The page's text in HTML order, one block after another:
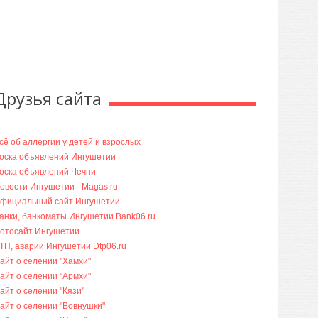
сайта
об аллергии у детей и взрослых
объявлений Ингушетии
объявлений Чечни
Ингушетии - Magas.ru
сайт Ингушетии
банкоматы Ингушетии Bank06.ru
Ингушетии
аварии Ингушетии Dtp06.ru
о селении "Хамхи"
о селении "Армхи"
о селении "Кязи"
о селении "Вовнушки"